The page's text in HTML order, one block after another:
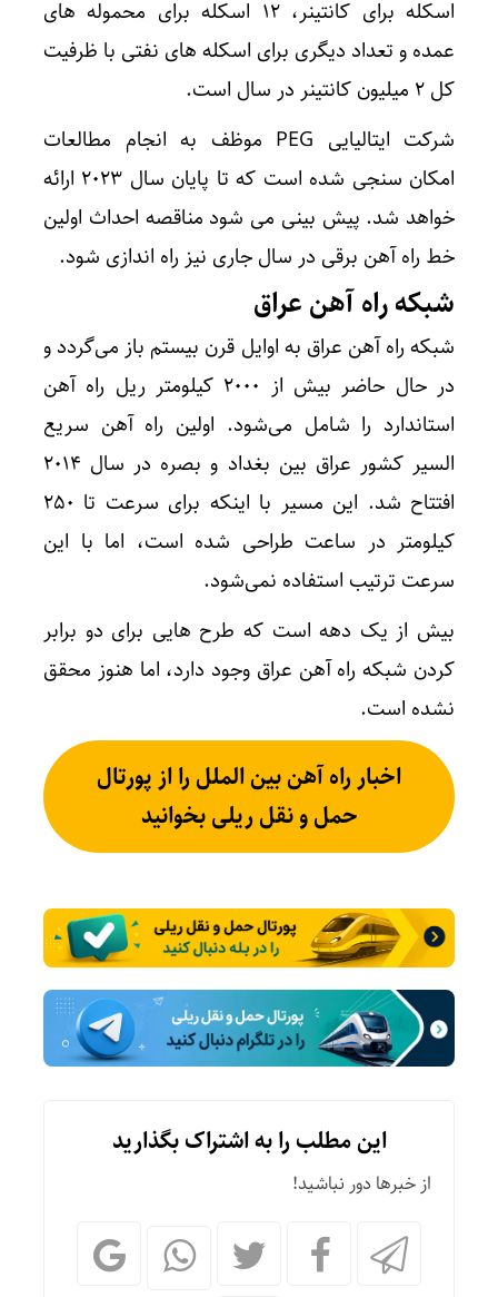
اسکله برای کانتینر، ۱۲ اسکله برای محموله های
عمده و تعداد دیگری برای اسکله های نفتی با ظرفیت
کل ۲ میلیون کانتینر در سال است.
شرکت ایتالیایی PEG موظف به انجام مطالعات
امکان سنجی شده است که تا پایان سال ۲۰۲۳ ارائه
خواهد شد. پیش بینی می شود مناقصه احداث اولین
خط راه آهن برقی در سال جاری نیز راه اندازی شود.
شبکه راه آهن عراق
شبکه راه آهن عراق به اوایل قرن بیستم باز می‌گردد و
در حال حاضر بیش از ۲۰۰۰ کیلومتر ریل راه آهن
استاندارد را شامل می‌شود. اولین راه آهن سریع
السیر کشور عراق بین بغداد و بصره در سال ۲۰۱۴
افتتاح شد. این مسیر با اینکه برای سرعت تا ۲۵۰
کیلومتر در ساعت طراحی شده است، اما با این
سرعت ترتیب استفاده نمی‌شود.
بیش از یک دهه است که طرح هایی برای دو برابر
کردن شبکه راه آهن عراق وجود دارد، اما هنوز محقق
نشده است.
اخبار راه آهن بین الملل را از پورتال
حمل و نقل ریلی بخوانید
این مطلب را به اشتراک بگذارید
از خبرها دور نباشید!